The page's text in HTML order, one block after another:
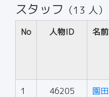
スタッフ （13 人）
No 人物ID 名前
1 46205
園田